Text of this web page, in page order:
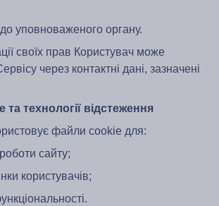
уповноваженого органу.
своїх прав Користувач може
через контактні дані, зазначені
технології відстеження
файли cookie для:
сайту;
користувачів;